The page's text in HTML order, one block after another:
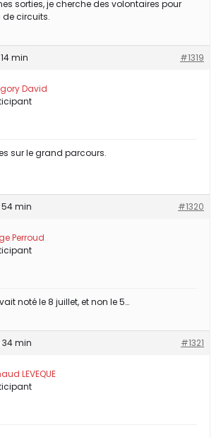
sorties, je cherche des volontaires pour
circuits.
min #1319
David
sur le grand parcours.
54 min #1320
Perroud
noté le 8 juillet, et non le 5…
34 min #1321
LEVEQUE